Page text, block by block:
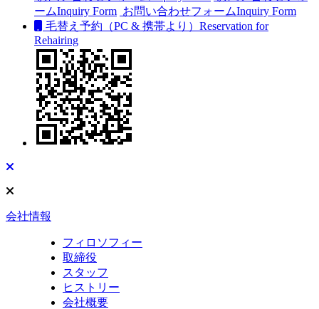
ームInquiry Form お問い合わせフォームInquiry Form
毛替え予約（PC & 携帯より） Reservation for
Rehairing
会社情報
フィロソフィー
取締役
スタッフ
ヒストリー
会社概要